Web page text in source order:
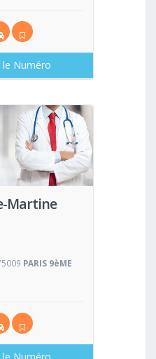
Numéro
Martine
Voir
PARIS 9èME